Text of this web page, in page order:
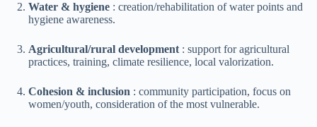
Water & hygiene : creation/rehabilitation of water points and
hygiene awareness.
Agricultural/rural development : support for agricultural
practices, training, climate resilience, local valorization.
Cohesion & inclusion : community participation, focus on
women/youth, consideration of the most vulnerable.